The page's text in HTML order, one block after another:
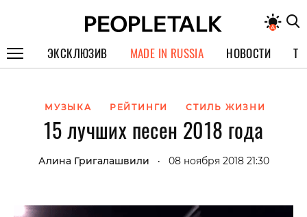
ЭКСКЛЮЗИВ
СПЕЦПРОЕКТЫ
ИНТЕРВЬЮ
ПОКОЛЕНИЕ
MADE IN RUSSIA НОВОСТИ
МУЗЫКА РЕЙТИНГИ СТИЛЬ ЖИЗНИ
15 лучших песен 2018 года
Алина Григалашвили • 08 ноября 2018 21:30